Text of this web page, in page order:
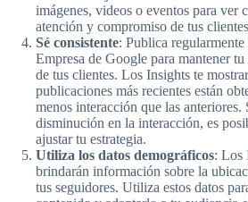
imágenes, videos o eventos para ver
atención y compromiso de tus
Sé consistente: Publica
Empresa de Google para mantener
de tus clientes. Los Insights te
publicaciones más recientes están
menos interacción que las anteriores.
disminución en la interacción, es
ajustar tu estrategia.
Utiliza los datos demográficos: Los
brindarán información sobre la
tus seguidores. Utiliza estos datos